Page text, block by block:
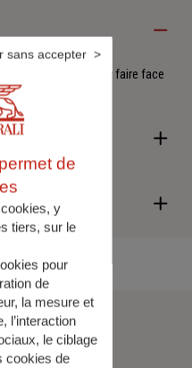
durables pour faire face
d'allier performance
vision est au cœur des
et de l'inclusion un
de
y
tiers, sur le
pour
de
la mesure et
l’interaction
le ciblage
cookies de
sans accepter